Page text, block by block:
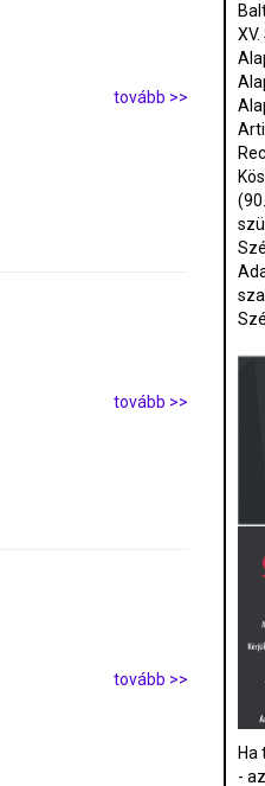
tovább >>
tovább >>
tovább >>
Ha
-